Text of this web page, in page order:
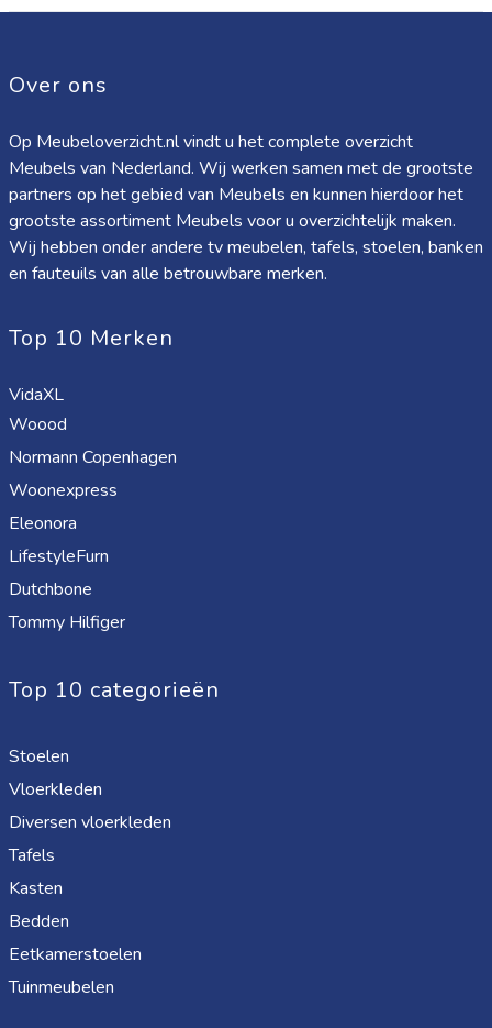
Over ons
Op Meubeloverzicht.nl vindt u het complete overzicht
Meubels van Nederland. Wij werken samen met de grootste
partners op het gebied van Meubels en kunnen hierdoor het
grootste assortiment Meubels voor u overzichtelijk maken.
Wij hebben onder andere tv meubelen, tafels, stoelen, banken
en fauteuils van alle betrouwbare merken.
Top 10 Merken
VidaXL
Woood
Normann Copenhagen
Woonexpress
Eleonora
LifestyleFurn
Dutchbone
Tommy Hilfiger
Top 10 categorieën
Stoelen
Vloerkleden
Diversen vloerkleden
Tafels
Kasten
Bedden
Eetkamerstoelen
Tuinmeubelen